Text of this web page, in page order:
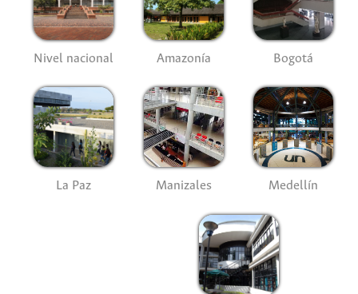
Nivel nacional Amazonía Bogotá
La Paz Manizales Medellín